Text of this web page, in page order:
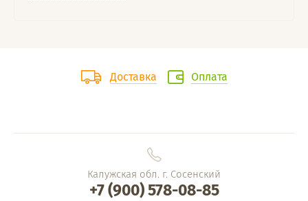
Доставка Оплата
Калужская обл. г. Сосенский
+7 (900) 578-08-85